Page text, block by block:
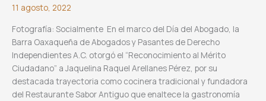
11 agosto, 2022
Fotografía: Socialmente En el marco del Día del Abogado, la
Barra Oaxaqueña de Abogados y Pasantes de Derecho
Independientes A.C. otorgó el “Reconocimiento al Mérito
Ciudadano” a Jaquelina Raquel Arellanes Pérez, por su
destacada trayectoria como cocinera tradicional y fundadora
del Restaurante Sabor Antiguo que enaltece la gastronomía